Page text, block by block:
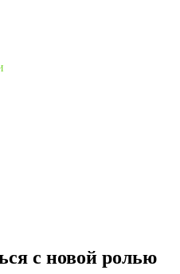
с новой ролью